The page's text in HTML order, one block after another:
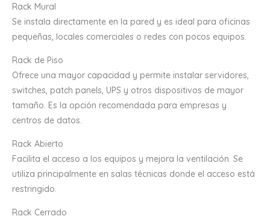
Rack Mural
Se instala directamente en la pared y es ideal para oficinas
pequeñas, locales comerciales o redes con pocos equipos.
Rack de Piso
Ofrece una mayor capacidad y permite instalar servidores,
switches, patch panels, UPS y otros dispositivos de mayor
tamaño. Es la opción recomendada para empresas y
centros de datos.
Rack Abierto
Facilita el acceso a los equipos y mejora la ventilación. Se
utiliza principalmente en salas técnicas donde el acceso está
restringido.
Rack Cerrado